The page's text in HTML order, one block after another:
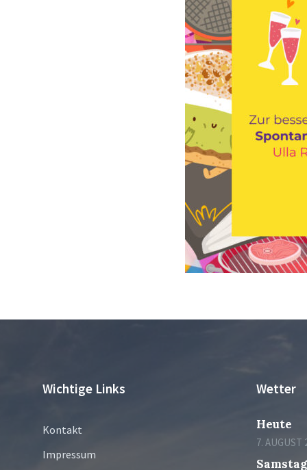
Wichtige Links
Kontakt
Impressum
Wetter
Heute
7. AUGUST
Samstag